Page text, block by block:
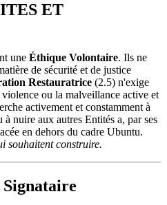
ET
une Éthique Volontaire. Ils ne
de sécurité et de justice
Restauratrice (2.5) n'exige
ou la malveillance active et
activement et constamment à
nuire aux autres Entités a, par ses
en dehors du cadre Ubuntu.
souhaitent construire.